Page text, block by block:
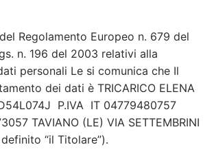
Regolamento Europeo n. 679 del
n. 196 del 2003 relativi alla
personali Le si comunica che Il
dei dati è TRICARICO ELENA
P.IVA IT 04779480757
TAVIANO (LE) VIA SETTEMBRINI
“il Titolare”).